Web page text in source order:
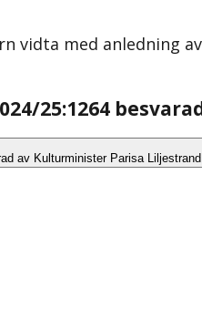
vidta med anledning
25:1264
av Kulturminister Parisa